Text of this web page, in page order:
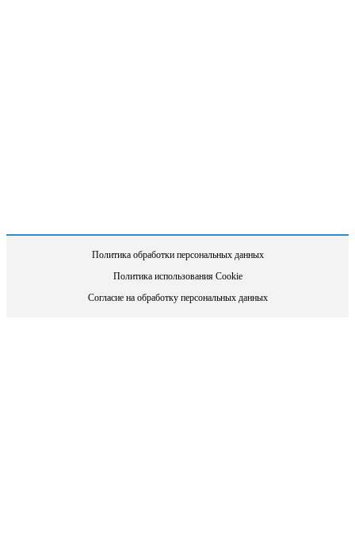
Политика обработки персональных данных
Политика использования Cookie
Согласие на обработку персональных данных